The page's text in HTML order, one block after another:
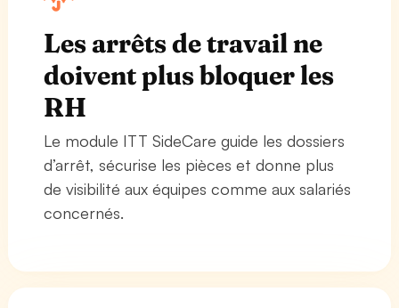
Les arrêts de travail ne
doivent plus bloquer les
RH
Le module ITT SideCare guide les dossiers
d’arrêt, sécurise les pièces et donne plus
de visibilité aux équipes comme aux salariés
concernés.